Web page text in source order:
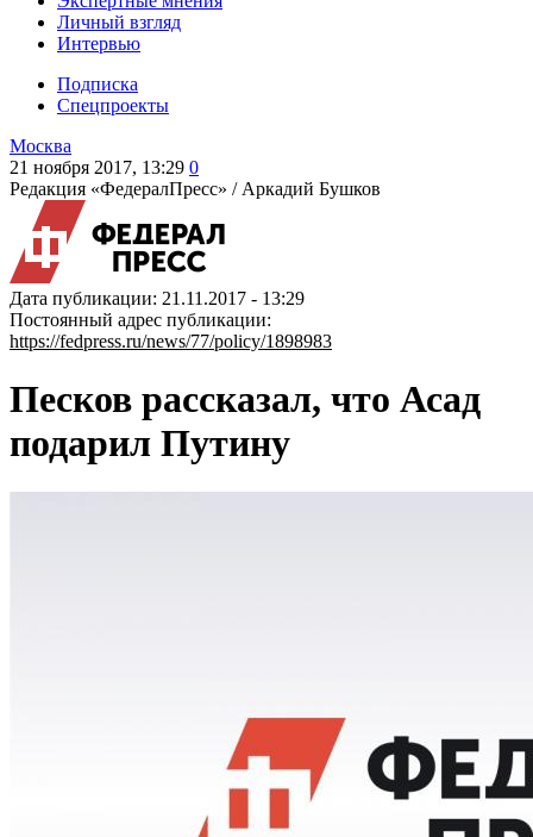
Личный взгляд
Интервью
Подписка
Спецпроекты
Москва
21 ноября 2017, 13:29 0
Редакция «ФедералПресс» / Аркадий Бушков
Дата публикации: 21.11.2017 - 13:29
Постоянный адрес публикации:
https://fedpress.ru/news/77/policy/1898983
Песков рассказал, что Асад
подарил Путину